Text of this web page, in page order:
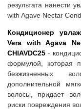
результата нанести
with Agave Nectar
Кондиционер
Vera with Agava
CHIAVDC25 -
формулой, которая
безжизненных
дополнительной
волосы, придает
риски повреждения